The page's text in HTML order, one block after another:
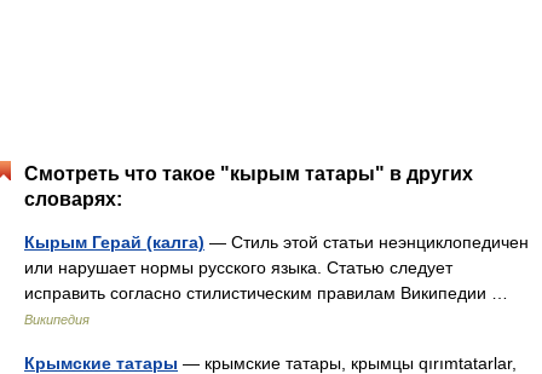
Смотреть что такое "кырым татары" в других
словарях:
Кырым Герай (калга) — Стиль этой статьи неэнциклопедичен
или нарушает нормы русского языка. Статью следует
исправить согласно стилистическим правилам Википедии …
Википедия
Крымские татары — крымские татары, крымцы qırımtatarlar,